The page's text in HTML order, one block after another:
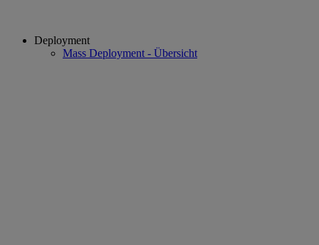
Deployment
Mass Deployment - Übersicht